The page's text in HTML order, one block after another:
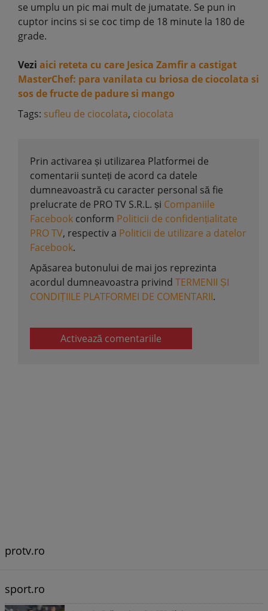
se umplu un pic mai mult de jumatate. Se pun in
cuptor incins si se coc timp de 18 minute la 180 de
grade.
Vezi aici reteta cu care Jesica Zamfir a castigat
MasterChef: para vanilata cu briosa de ciocolata si
sos de fructe de padure si mango
Tags: sufleu de ciocolata, ciocolata
Prin activarea și utilizarea Platformei de
comentarii sunteți de acord ca datele
dumneavoastră cu caracter personal să fie
prelucrate de PRO TV S.R.L. și Companiile
Facebook conform Politicii de confidențialitate
PRO TV, respectiv a Politicii de utilizare a datelor
Facebook.
Apăsarea butonului de mai jos reprezinta
acordul dumneavoastra privind TERMENII ȘI
CONDIȚIILE PLATFORMEI DE COMENTARII.
Activează comentariile
protv.ro
sport.ro